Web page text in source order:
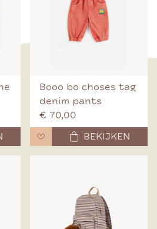
Booo bo choses tag
denim pants
€ 70,00
BEKIJKEN